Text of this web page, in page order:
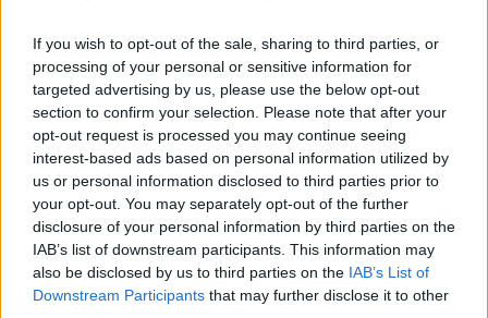
If you wish to opt-out of the sale, sharing to third parties, or
processing of your personal or sensitive information for
targeted advertising by us, please use the below opt-out
section to confirm your selection. Please note that after your
opt-out request is processed you may continue seeing
interest-based ads based on personal information utilized by
us or personal information disclosed to third parties prior to
your opt-out. You may separately opt-out of the further
disclosure of your personal information by third parties on the
IAB’s list of downstream participants. This information may
also be disclosed by us to third parties on the IAB’s List of
Downstream Participants that may further disclose it to other